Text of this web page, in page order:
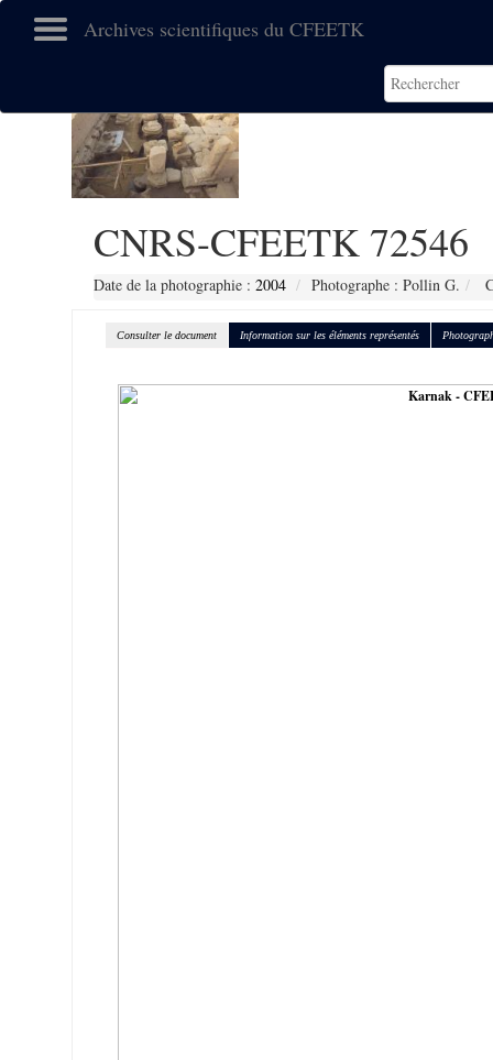
Archives scientifiques du CFEETK
CNRS-CFEETK 72546
Date de la photographie : 2004 Photographe : Pollin G.
Consulter le document Information sur les éléments représentés